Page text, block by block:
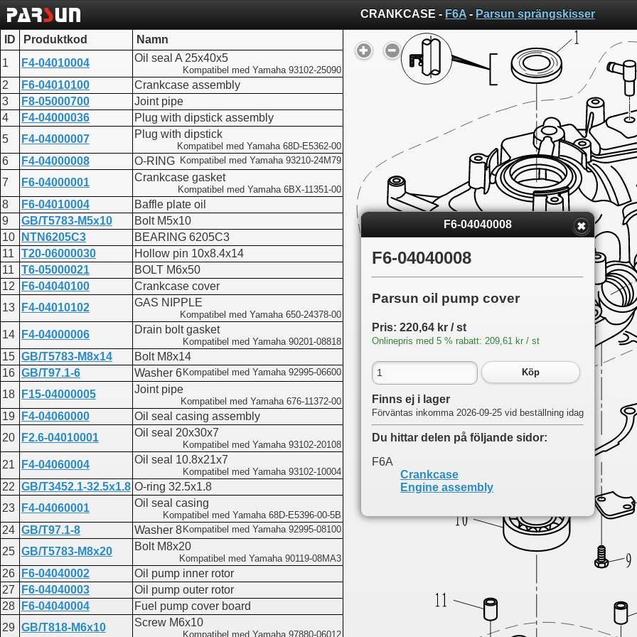
CRANKCASE - F6A - Parsun sprängskisser
ID Produktkod
Namn
1
F4-04010004 Oil seal A 25x40x5
Kompatibel med Yamaha 93102-25090
2 F6-04010100
Crankcase assembly
3
F8-05000700
Joint pipe
4
F4-04000036
Plug with dipstick assembly
5
F4-04000007 Plug with dipstick
Kompatibel med Yamaha 68D-E5362-00
6 F4-04000008 O-RING Kompatibel med Yamaha 93210-24M79
7 F6-04000001 Crankcase gasket
Kompatibel med Yamaha 6BX-11351-00
8 F6-04010004
Baffle plate oil
9
GB/T5783-M5x10
Bolt M5x10
10
NTN6205C3
BEARING 6205C3
11
T20-06000030
Hollow pin 10x8.4x14
11
T6-05000021
BOLT M6x50
12
F6-04040100
Crankcase cover
13
F4-04010102 GAS NIPPLE
Kompatibel med Yamaha 650-24378-00
14 F4-04000006 Drain bolt gasket
Kompatibel med Yamaha 90201-08818
15 GB/T5783-M8x14
Bolt M8x14
16 GB/T97.1-6 Washer 6 Kompatibel med Yamaha 92995-06600
18 F15-04000005 Joint pipe
Kompatibel med Yamaha 676-11372-00
19 F4-04060000
Oil seal casing assembly
20
F2.6-04010001 Oil seal 20x30x7
Kompatibel med Yamaha 93102-20108
21 F4-04060004 Oil seal 10.8x21x7
Kompatibel med Yamaha 93102-10004
22 GB/T3452.1-32.5x1.8 O-ring 32.5x1.8
23
F4-04060001 Oil seal casing
Kompatibel med Yamaha 68D-E5396-00-5B
24 GB/T97.1-8 Washer 8 Kompatibel med Yamaha 92995-08100
25 GB/T5783-M8x20 Bolt M8x20
Kompatibel med Yamaha 90119-08MA3
26 F6-04040002
Oil pump inner rotor
27
F6-04040003
Oil pump outer rotor
28
F6-04040004
Fuel pump cover board
29 GB/T818-M6x10 Screw M6x10
Kompatibel med Yamaha 97880-06012
F6-04040008
F6-04040008
Parsun oil pump cover
Pris: 220,64 kr / st
Onlinepris med 5 % rabatt: 209,61 kr / st
Köp
Finns ej i lager
Förväntas inkomma 2026-09-25 vid beställning idag
Du hittar delen på följande sidor:
F6A
Crankcase
Engine assembly